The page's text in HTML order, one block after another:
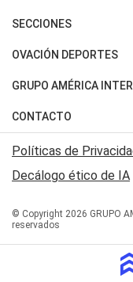
Últimas Noticias
Política
Judiciales
Economia
SECCIONES
Horóscopo
Motores
Trucos caseros
Series y Películas
Edictos y Solicitadas
OVACIÓN DEPORTES
Fútbol
Mundial
Automovilismo
Rugby
Básquet
GRUPO AMÉRICA
Canal 7 en Vivo
San Juan 8
CONTACTO
Acerca de Nosotros
Contactanos
Políticas de
Decálogo ético de IA
© Copyright 2026 GRUPO
reservados